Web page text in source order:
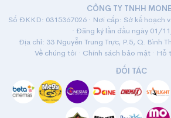
CÔNG TY TNHH
Số ĐKKD: 0315367026 · Nơi cấp: Sở kế hoạch
· Đăng ký lần đầu ngày 01/
Địa chỉ: 33 Nguyễn Trung Trực, P.5, Q. Bình
Về chúng tôi · Chính sách bảo mật · Hỗ
ĐỐI TÁC